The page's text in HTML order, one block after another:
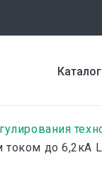
Каталог
до 6,2кА